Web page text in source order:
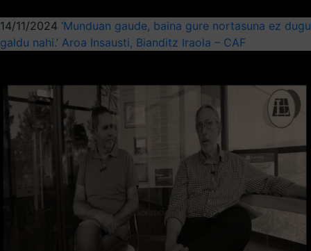
14/11/2024 ‘Munduan gaude, baina gure nortasuna ez dugu
galdu nahi.’ Aroa Insausti, Bianditz Iraola – CAF